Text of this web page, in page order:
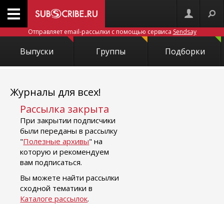
Отправляет email-рассылки с помощью сервиса Sendsay
Выпуски Группы Подборки
Журналы для всех!
Рассылка закрыта
При закрытии подписчики
были переданы в рассылку
"Полезные архивы" на
которую и рекомендуем
вам подписаться.
Вы можете найти рассылки
сходной тематики в
Каталоге рассылок.